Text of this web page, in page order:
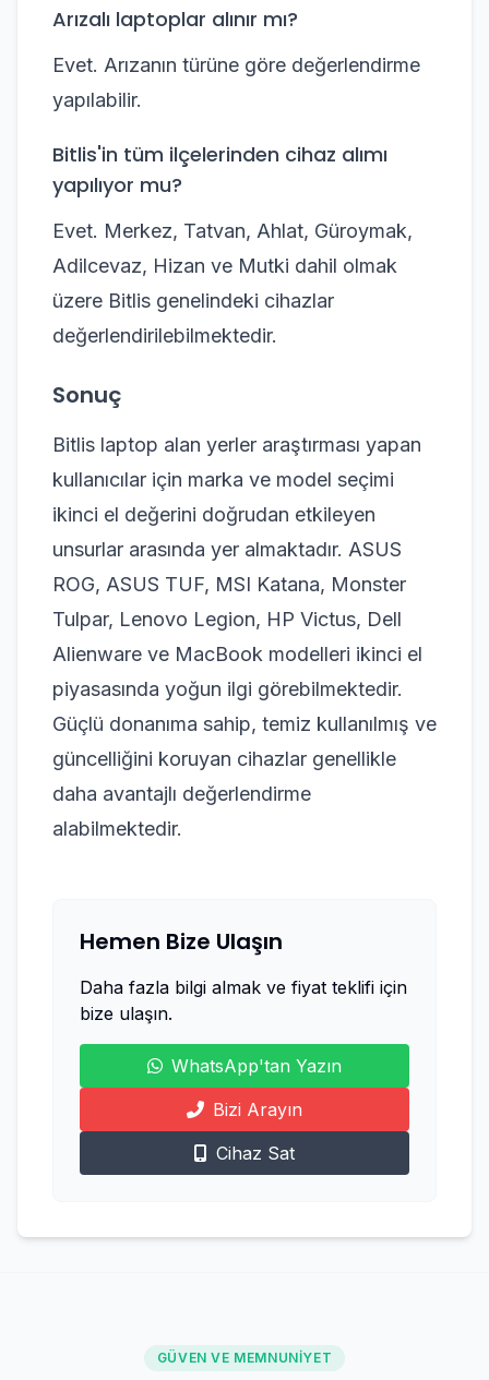
Arızalı laptoplar alınır mı?
Evet. Arızanın türüne göre değerlendirme
yapılabilir.
Bitlis'in tüm ilçelerinden cihaz alımı
yapılıyor mu?
Evet. Merkez, Tatvan, Ahlat, Güroymak,
Adilcevaz, Hizan ve Mutki dahil olmak
üzere Bitlis genelindeki cihazlar
değerlendirilebilmektedir.
Sonuç
Bitlis laptop alan yerler araştırması yapan
kullanıcılar için marka ve model seçimi
ikinci el değerini doğrudan etkileyen
unsurlar arasında yer almaktadır. ASUS
ROG, ASUS TUF, MSI Katana, Monster
Tulpar, Lenovo Legion, HP Victus, Dell
Alienware ve MacBook modelleri ikinci el
piyasasında yoğun ilgi görebilmektedir.
Güçlü donanıma sahip, temiz kullanılmış ve
güncelliğini koruyan cihazlar genellikle
daha avantajlı değerlendirme
alabilmektedir.
Hemen Bize Ulaşın
Daha fazla bilgi almak ve fiyat teklifi için
bize ulaşın.
WhatsApp'tan Yazın
Bizi Arayın
Cihaz Sat
GÜVEN VE MEMNUNIYET